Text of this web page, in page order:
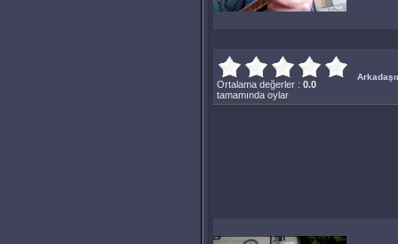
Ortalama değerler : 0.0
tamamında oylar